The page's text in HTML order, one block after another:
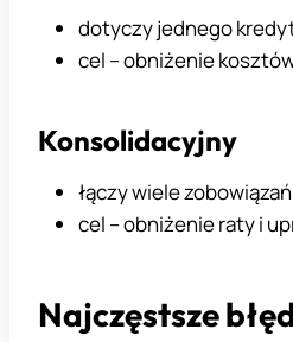
dotyczy jednego
cel – obniżenie
Konsolidacyjny
łączy wiele zobowiązań
cel – obniżenie raty i
Najczęstsze